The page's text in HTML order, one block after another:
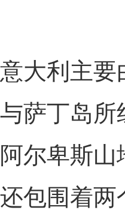
意大利主要
与萨丁岛所
阿尔卑斯
还包围着